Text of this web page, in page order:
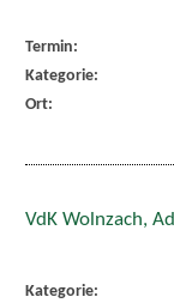
Termin:
Kategorie:
Ort:
VdK Wolnzach,
Kategorie: